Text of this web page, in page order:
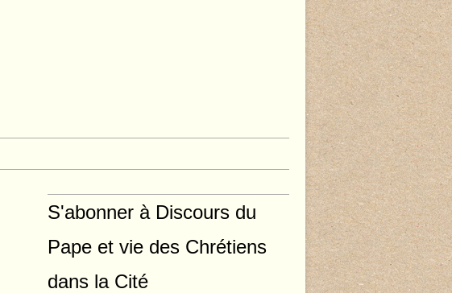
S'abonner à Discours du
Pape et vie des Chrétiens
dans la Cité